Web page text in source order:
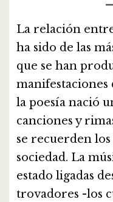
La relación
ha sido de las
que se han
la poesía nació
canciones y
se recuerden
sociedad. La
estado ligadas
trovadores -los